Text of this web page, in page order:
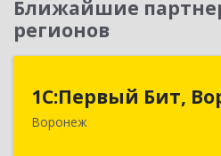
Ближайшие
регионов
1С:Первый Бит,
Воронеж
394006, Воронежская